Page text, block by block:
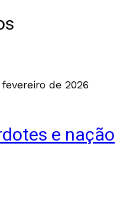
de 2026
e nação